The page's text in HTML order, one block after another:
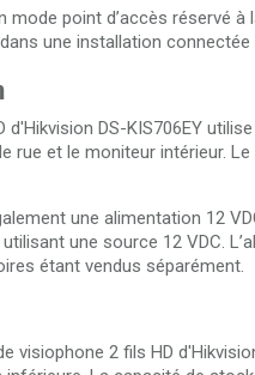
mode point d’accès réservé
une installation
d'Hikvision DS-KIS706EY
rue et le moniteur intérieur.
une alimentation 12
une source 12 VDC.
étant vendus séparément.
visiophone 2 fils HD